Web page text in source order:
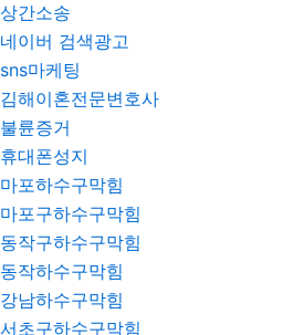
상간소송
네이버 검색광고
sns마케팅
김해이혼전문변호사
불륜증거
휴대폰성지
마포하수구막힘
마포구하수구막힘
동작구하수구막힘
동작하수구막힘
강남하수구막힘
서초구하수구막힘